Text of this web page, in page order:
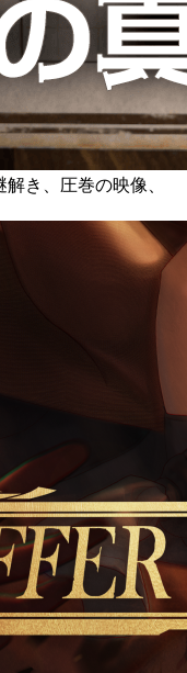
き、圧巻の映像、